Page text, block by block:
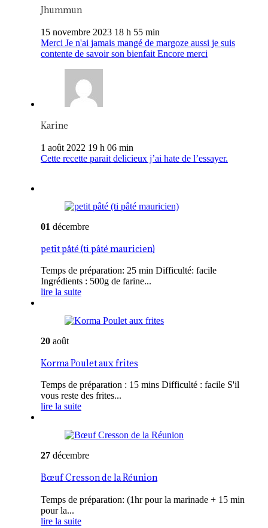
Jhummun
15 novembre 2023 18 h 55 min
Merci Je n'ai jamais mangé de margoze aussi je suis
contente de savoir son bienfait Encore merci
Karine
1 août 2022 19 h 06 min
Cette recette parait delicieux j’ai hate de l’essayer.
01 décembre
petit pâté (ti pâté mauricien)
Temps de préparation: 25 min Difficulté: facile
Ingrédients : 500g de farine...
lire la suite
20 août
Korma Poulet aux frites
Temps de préparation : 15 mins Difficulté : facile S'il
vous reste des frites...
lire la suite
27 décembre
Bœuf Cresson de la Réunion
Temps de préparation: (1hr pour la marinade + 15 min
pour la...
lire la suite